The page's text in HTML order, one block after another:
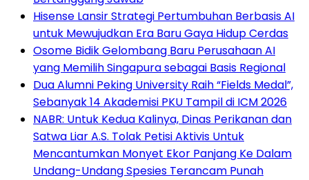
Hisense Lansir Strategi Pertumbuhan Berbasis AI
untuk Mewujudkan Era Baru Gaya Hidup Cerdas
Osome Bidik Gelombang Baru Perusahaan AI
yang Memilih Singapura sebagai Basis Regional
Dua Alumni Peking University Raih “Fields Medal”,
Sebanyak 14 Akademisi PKU Tampil di ICM 2026
NABR: Untuk Kedua Kalinya, Dinas Perikanan dan
Satwa Liar A.S. Tolak Petisi Aktivis Untuk
Mencantumkan Monyet Ekor Panjang Ke Dalam
Undang-Undang Spesies Terancam Punah